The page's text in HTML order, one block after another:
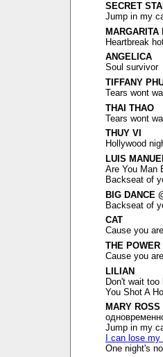
SECRET
Jump in my
MARGARITA
Heartbreak
ANGELICA
Soul survivor
TIFFANY
Tears wont
THAI THAO
Tears wont
THUY VI
Hollywood
LUIS
Are You Man
Backseat of
BIG DANCE
Backseat of
CAT
Cause you
THE POWER
Cause you
LILIAN
Don't wait
You Shot A
MARY ROSS
Jump in my
I can lose
One night's